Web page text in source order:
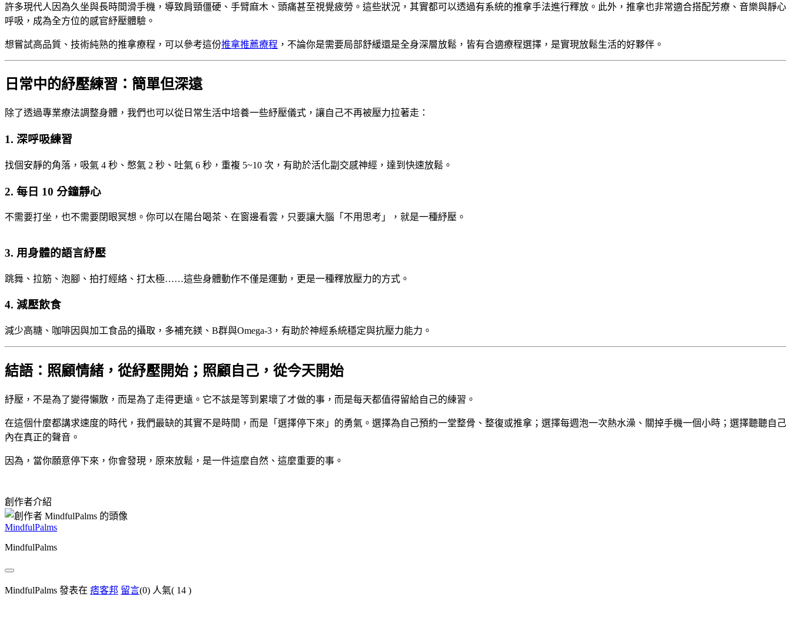
許多現代人因為久坐與長時間滑手機，導致肩頸僵硬、手臂麻木、頭痛甚至視覺疲勞。這些狀況，其實都可以透過有系統的推拿手法進行釋放。此外，推拿也非常適合搭配芳療、音樂與靜心
呼吸，成為全方位的感官紓壓體驗。
想嘗試高品質、技術純熟的推拿療程，可以參考這份推拿推薦療程 ，不論你是需要局部舒緩還是全身深層放鬆，皆有合適療程選擇，是實現放鬆生活的好夥伴。
日常中的紓壓練習：簡單但深遠
除了透過專業療法調整身體，我們也可以從日常生活中培養一些紓壓儀式，讓自己不再被壓力拉著走：
1. 深呼吸練習
找個安靜的角落，吸氣 4 秒、憋氣 2 秒、吐氣 6 秒，重複 5~10 次，有助於活化副交感神經，達到快速放鬆。
2. 每日 10 分鐘靜心
不需要打坐，也不需要閉眼冥想。你可以在陽台喝茶、在窗邊看雲，只要讓大腦「不用思考」，就是一種紓壓。
3. 用身體的語言紓壓
跳舞、拉筋、泡腳、拍打經絡、打太極……這些身體動作不僅是運動，更是一種釋放壓力的方式。
4. 減壓飲食
減少高糖、咖啡因與加工食品的攝取，多補充鎂、B群與Omega-3，有助於神經系統穩定與抗壓力能力。
結語：照顧情緒，從紓壓開始；照顧自己，從今天開始
紓壓，不是為了變得懶散，而是為了走得更遠。它不該是等到累壞了才做的事，而是每天都值得留給自己的練習。
在這個什麼都講求速度的時代，我們最缺的其實不是時間，而是「選擇停下來」的勇氣。選擇為自己預約一堂整骨、整復或推拿；選擇每週泡一次熱水澡、關掉手機一個小時；選擇聽聽自己
內在真正的聲音。
因為，當你願意停下來，你會發現，原來放鬆，是一件這麼自然、這麼重要的事。
創作者介紹
MindfulPalms
MindfulPalms
MindfulPalms 發表在 痞客邦 留言(0) 人氣( 14 )